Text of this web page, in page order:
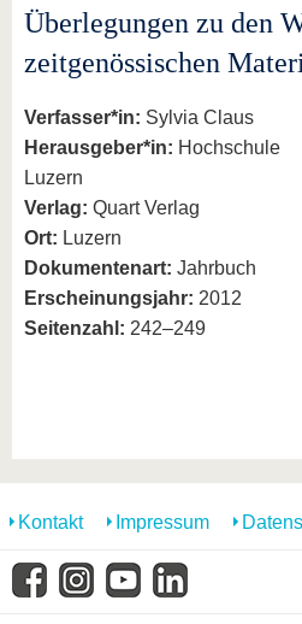
Überlegungen zu den
zeitgenössischen
Verfasser*in: Sylvia Claus
Herausgeber*in: Hochschule
Luzern
Verlag: Quart Verlag
Ort: Luzern
Dokumentenart: Jahrbuch
Erscheinungsjahr: 2012
Seitenzahl: 242–249
Kontakt Impressum